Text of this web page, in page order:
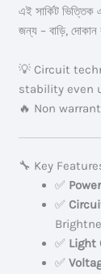
এই সার্কিট ভিত্তিক
জন্য – বাড়ি, দোকান
💡 Circuit
stability even
🔥 Non warranty
🔧 Key
✅
✅
✅ Light
✅